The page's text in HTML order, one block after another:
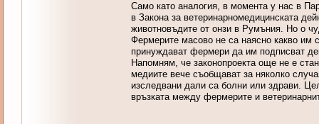
Само като аналогия, в момента у нас в
в Закона за ветеринарномедицинската
животновъдите от онзи в Румъния. Но о
Фермерите масово не са наясно какво им
принуждават фермери да им подписват
Напомням, че законопроекта още не е
медиите вече съобщават за няколко
изследвани дали са болни или здрави.
връзката между фермерите и